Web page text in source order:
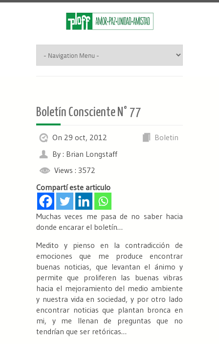
Boletín Consciente N° 77
On 29 oct, 2012
Boletin
By : Brian Longstaff
Views : 3572
Compartí este articulo
Muchas veces me pasa de no saber hacia
donde encarar el boletín…
Medito y pienso en la contradicción de
emociones que me produce encontrar
buenas noticias, que levantan el ánimo y
permite que proliferen las buenas vibras
hacia el mejoramiento del medio ambiente
y nuestra vida en sociedad, y por otro lado
encontrar noticias que plantan bronca en
mi, y me llenan de preguntas que no
tendrían que ser retóricas…